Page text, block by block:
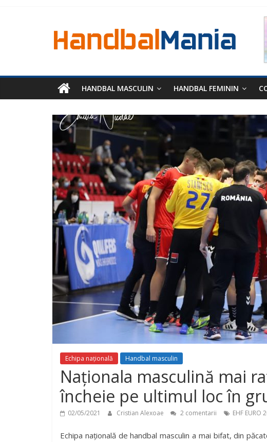
HANDBAL MASCULIN HANDBAL FEMININ
Echipa națională Handbal masculin
Naționala masculină mai
încheie pe ultimul loc în
02/05/2021 Cristian Alexoae 2 comentarii EHF EURO
Echipa națională de handbal masculin a mai bifat, din